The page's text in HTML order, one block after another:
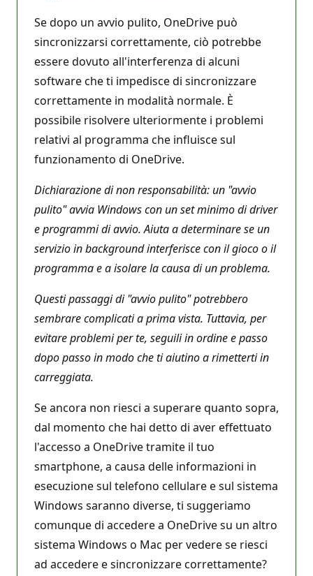
Se dopo un avvio pulito, OneDrive può
sincronizzarsi correttamente, ciò potrebbe
essere dovuto all'interferenza di alcuni
software che ti impedisce di sincronizzare
correttamente in modalità normale. È
possibile risolvere ulteriormente i problemi
relativi al programma che influisce sul
funzionamento di OneDrive.
Dichiarazione di non responsabilità: un "avvio
pulito" avvia Windows con un set minimo di driver
e programmi di avvio. Aiuta a determinare se un
servizio in background interferisce con il gioco o il
programma e a isolare la causa di un problema.
Questi passaggi di "avvio pulito" potrebbero
sembrare complicati a prima vista. Tuttavia, per
evitare problemi per te, seguili in ordine e passo
dopo passo in modo che ti aiutino a rimetterti in
carreggiata.
Se ancora non riesci a superare quanto sopra,
dal momento che hai detto di aver effettuato
l'accesso a OneDrive tramite il tuo
smartphone, a causa delle informazioni in
esecuzione sul telefono cellulare e sul sistema
Windows saranno diverse, ti suggeriamo
comunque di accedere a OneDrive su un altro
sistema Windows o Mac per vedere se riesci
ad accedere e sincronizzare correttamente?